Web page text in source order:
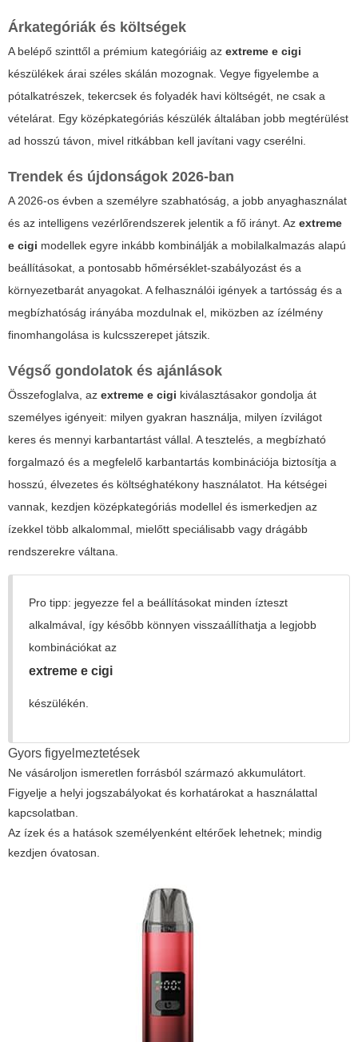
Árkategóriák és költségek
A belépő szinttől a prémium kategóriáig az extreme e cigi
készülékek árai széles skálán mozognak. Vegye figyelembe a
pótalkatrészek, tekercsek és folyadék havi költségét, ne csak a
vételárat. Egy középkategóriás készülék általában jobb megtérülést
ad hosszú távon, mivel ritkábban kell javítani vagy cserélni.
Trendek és újdonságok 2026-ban
A 2026-os évben a személyre szabhatóság, a jobb anyaghasználat
és az intelligens vezérlőrendszerek jelentik a fő irányt. Az extreme
e cigi modellek egyre inkább kombinálják a mobilalkalmazás alapú
beállításokat, a pontosabb hőmérséklet-szabályozást és a
környezetbarát anyagokat. A felhasználói igények a tartósság és a
megbízhatóság irányába mozdulnak el, miközben az ízélmény
finomhangolása is kulcsszerepet játszik.
Végső gondolatok és ajánlások
Összefoglalva, az extreme e cigi kiválasztásakor gondolja át
személyes igényeit: milyen gyakran használja, milyen ízvilágot
keres és mennyi karbantartást vállal. A tesztelés, a megbízható
forgalmazó és a megfelelő karbantartás kombinációja biztosítja a
hosszú, élvezetes és költséghatékony használatot. Ha kétségei
vannak, kezdjen középkategóriás modellel és ismerkedjen az
ízekkel több alkalommal, mielőtt speciálisabb vagy drágább
rendszerekre váltana.
Pro tipp: jegyezze fel a beállításokat minden ízteszt
alkalmával, így később könnyen visszaállíthatja a legjobb
kombinációkat az
extreme e cigi
készülékén.
Gyors figyelmeztetések
Ne vásároljon ismeretlen forrásból származó akkumulátort.
Figyelje a helyi jogszabályokat és korhatárokat a használattal
kapcsolatban.
Az ízek és a hatások személyenként eltérőek lehetnek; mindig
kezdjen óvatosan.